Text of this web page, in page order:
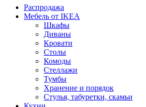
Распродажа
Мебель от IKEA
Шкафы
Диваны
Кровати
Столы
Комоды
Стеллажи
Тумбы
Хранение и порядок
Стулья, табуретки, скамьи